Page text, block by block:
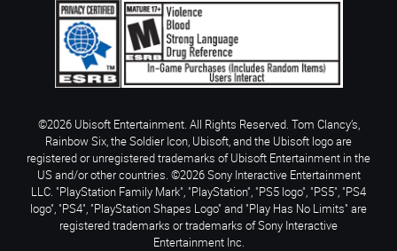
©2026 Ubisoft Entertainment. All Rights Reserved. Tom Clancy’s,
Rainbow Six, the Soldier Icon, Ubisoft, and the Ubisoft logo are
registered or unregistered trademarks of Ubisoft Entertainment in the
US and/or other countries. ©2026 Sony Interactive Entertainment
LLC. "PlayStation Family Mark", "PlayStation", "PS5 logo", "PS5", "PS4
logo", "PS4", "PlayStation Shapes Logo" and "Play Has No Limits" are
registered trademarks or trademarks of Sony Interactive
Entertainment Inc.